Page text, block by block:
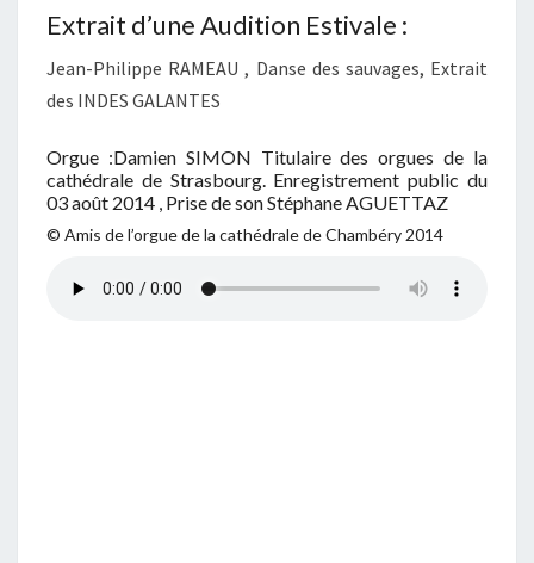
Extrait d’une Audition Estivale :
Jean-Philippe RAMEAU , Danse des sauvages, Extrait
des INDES GALANTES
Orgue :Damien SIMON Titulaire des orgues de la
cathédrale de Strasbourg. Enregistrement public du
03 août 2014 , Prise de son Stéphane AGUETTAZ
© Amis de l’orgue de la cathédrale de Chambéry 2014